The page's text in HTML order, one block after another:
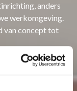
anders
werkomgeving.
van concept tot